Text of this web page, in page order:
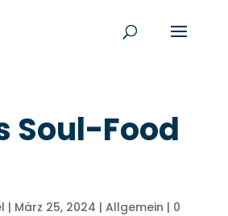
Soul-Food
| März 25, 2024 | Allgemein | 0